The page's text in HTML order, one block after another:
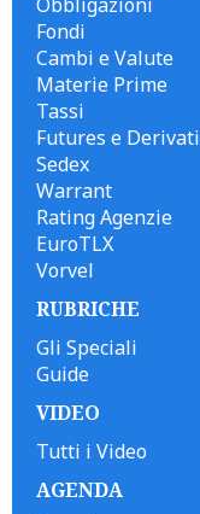
Fondi
Cambi e Valute
Materie Prime
Tassi
Futures e Derivati
Sedex
Warrant
Rating Agenzie
EuroTLX
Vorvel
RUBRICHE
Gli Speciali
Guide
VIDEO
Tutti i Video
AGENDA